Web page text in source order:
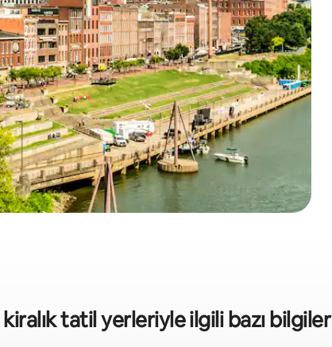
tatil yerleriyle ilgili bazı bilgiler